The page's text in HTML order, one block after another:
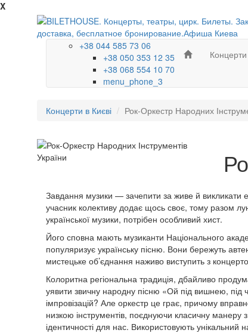
X
+38 044 585 73 06
+38 050 353 12 35
+38 068 554 10 70
menu_phone_3
Концерти
Концерти в Києві Рок-Оркестр Народних
Завдання музики — зачепити за живе й викликати
учасник колективу додає щось своє, тому разом
української музики, потрібен особливий хист.
Його сповна мають музиканти Національного
популяризує українську пісню. Вони бережуть
мистецьке об’єднання наживо виступить з
Колоритна регіональна традиція, дбайливо
уявити звичну народну пісню «Ой під вишнею,
імпровізацій? Але оркестр це грає, причому
низкою інструментів, поєднуючи класичну
ідентичності для нас. Використовують унікальний